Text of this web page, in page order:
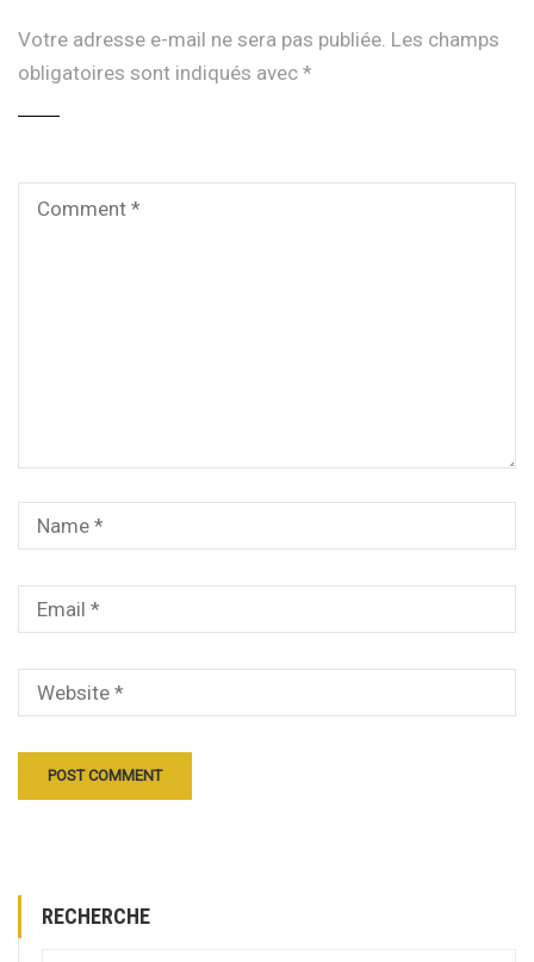
Votre adresse e-mail ne sera pas publiée. Les champs
obligatoires sont indiqués avec *
RECHERCHE